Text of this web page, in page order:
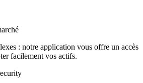
: notre application vous offre un accès
facilement vos actifs.